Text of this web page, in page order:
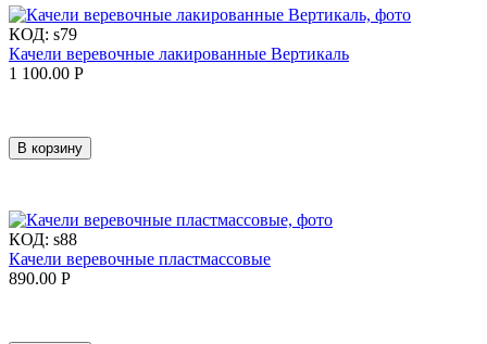
КОД: s79
Качели веревочные лакированные Вертикаль
1 100.00 Р
В корзину
КОД: s88
Качели веревочные пластмассовые
890.00 Р